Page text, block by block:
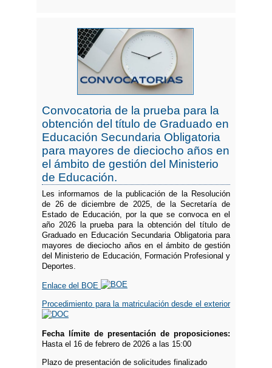
Convocatoria de la prueba para la
obtención del título de Graduado en
Educación Secundaria Obligatoria
para mayores de dieciocho años en
el ámbito de gestión del Ministerio
de Educación.
Les informamos de la publicación de la Resolución
de 26 de diciembre de 2025, de la Secretaría de
Estado de Educación, por la que se convoca en el
año 2026 la prueba para la obtención del título de
Graduado en Educación Secundaria Obligatoria para
mayores de dieciocho años en el ámbito de gestión
del Ministerio de Educación, Formación Profesional y
Deportes.
Enlace del BOE
Procedimiento para la matriculación desde el exterior
Fecha límite de presentación de proposiciones:
Hasta el 16 de febrero de 2026 a las 15:00
Plazo de presentación de solicitudes finalizado